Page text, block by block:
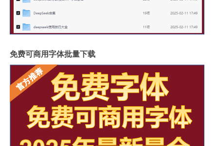
免费可商用字体批量下载